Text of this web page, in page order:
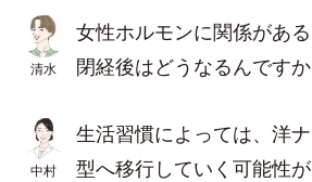
清水
女性ホルモンに関係があ
閉経後はどうなるんですか
中村
生活習慣によっては、洋
型へ移行していく可能性が